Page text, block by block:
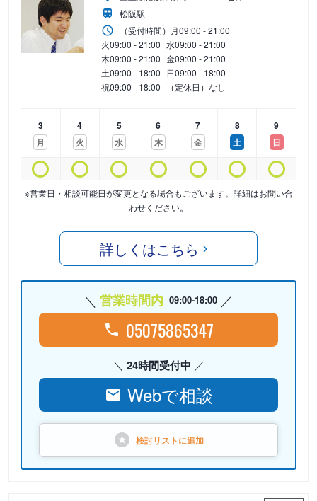
松阪駅
（受付時間） 月09:00 - 21:00
火09:00 - 21:00 水09:00 - 21:00
木09:00 - 21:00 金09:00 - 21:00
土09:00 - 18:00 日09:00 - 18:00
祝09:00 - 18:00 （定休日）なし
3
月
4
火
5
水
6
木
7
金
8
土
9
日
※営業日・相談可能日が変更となる場合もございます。詳細はお問い合
わせください。
詳しくはこちら
営業時間内 09:00-18:00
05075865347
24時間受付中
Webで相談
検討リストに追加